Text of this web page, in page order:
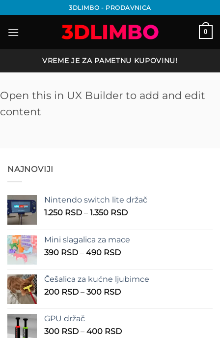
na
sadržaj
3DLIMBO - PRODAVNICA
0
VREME JE ZA PAMETNU KUPOVINU!
Open this in UX Builder to add and edit
content
NAJNOVIJI
Nintendo switch lite držač
1.250 RSD – 1.350 RSDRaspon
1.250 RSD
Mini slagalica za mace
390 RSD – 490 RSDRaspon
390 RSD
do
Češalica za kućne ljubimce
200 RSD – 300 RSDRaspon
do
GPU držač
300 RSD – 400 RSDRaspon